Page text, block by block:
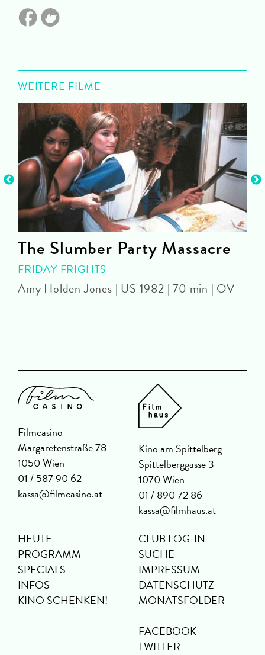
WEITERE FILME
The Slumber Party Massacre
FRIDAY FRIGHTS
Amy Holden Jones | US 1982 | 70 min | OV
Filmcasino
Margaretenstraße 78
1050 Wien
01 / 587 90 62
kassa@filmcasino.at
Kino am Spittelberg
Spittelberggasse 3
1070 Wien
01 / 890 72 86
kassa@filmhaus.at
HEUTE
PROGRAMM
SPECIALS
INFOS
KINO SCHENKEN!
CLUB LOG-IN
SUCHE
IMPRESSUM
DATENSCHUTZ
MONATSFOLDER
FACEBOOK
TWITTER